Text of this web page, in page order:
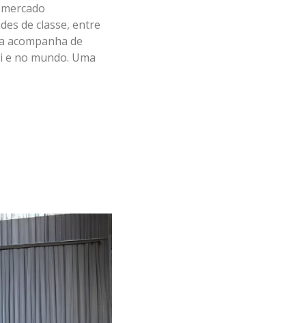
de classe, entre
acompanha de
no mundo. Uma